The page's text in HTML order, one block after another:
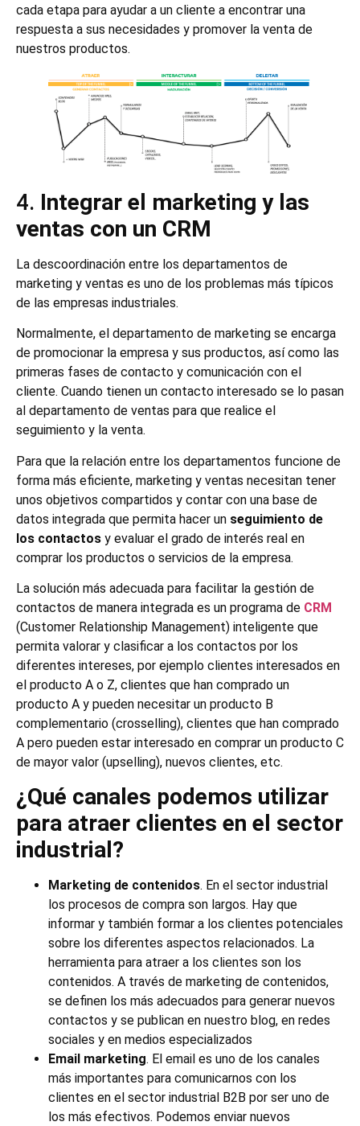
cada etapa para ayudar a un cliente a encontrar una
respuesta a sus necesidades y promover la venta de
nuestros productos.
4. Integrar el marketing y las
ventas con un CRM
La descoordinación entre los departamentos de
marketing y ventas es uno de los problemas más típicos
de las empresas industriales.
Normalmente, el departamento de marketing se encarga
de promocionar la empresa y sus productos, así como las
primeras fases de contacto y comunicación con el
cliente. Cuando tienen un contacto interesado se lo pasan
al departamento de ventas para que realice el
seguimiento y la venta.
Para que la relación entre los departamentos funcione de
forma más eficiente, marketing y ventas necesitan tener
unos objetivos compartidos y contar con una base de
datos integrada que permita hacer un seguimiento de
los contactos y evaluar el grado de interés real en
comprar los productos o servicios de la empresa.
La solución más adecuada para facilitar la gestión de
contactos de manera integrada es un programa de CRM
(Customer Relationship Management) inteligente que
permita valorar y clasificar a los contactos por los
diferentes intereses, por ejemplo clientes interesados en
el producto A o Z, clientes que han comprado un
producto A y pueden necesitar un producto B
complementario (crosselling), clientes que han comprado
A pero pueden estar interesado en comprar un producto C
de mayor valor (upselling), nuevos clientes, etc.
¿Qué canales podemos utilizar
para atraer clientes en el sector
industrial?
Marketing de contenidos. En el sector industrial
los procesos de compra son largos. Hay que
informar y también formar a los clientes potenciales
sobre los diferentes aspectos relacionados. La
herramienta para atraer a los clientes son los
contenidos. A través de marketing de contenidos,
se definen los más adecuados para generar nuevos
contactos y se publican en nuestro blog, en redes
sociales y en medios especializados
Email marketing. El email es uno de los canales
más importantes para comunicarnos con los
clientes en el sector industrial B2B por ser uno de
los más efectivos. Podemos enviar nuevos